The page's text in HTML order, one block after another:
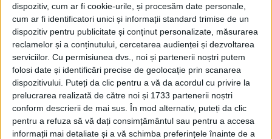
dispozitiv, cum ar fi cookie-urile, și procesăm date personale,
cum ar fi identificatori unici și informații standard trimise de un
dispozitiv pentru publicitate și conținut personalizate, măsurarea
reclamelor și a conținutului, cercetarea audienței și dezvoltarea
serviciilor. Cu permisiunea dvs., noi și partenerii noștri putem
folosi date și identificări precise de geolocație prin scanarea
dispozitivului. Puteți da clic pentru a vă da acordul cu privire la
prelucrarea realizată de către noi și 1733 partenerii noștri
conform descrierii de mai sus. În mod alternativ, puteți da clic
pentru a refuza să vă dați consimțământul sau pentru a accesa
informații mai detaliate și a vă schimba preferințele înainte de a
EDUCAȚIE
Simulare Evaluare
Națională 2025. Profesoara
Mariana Ciupu: Poezia nu e
tocmai pe placul elevilor –
ține un pic de antrenament
în comentarii literare. Se
pare că ei preferă mai mult
proza
1 APRILIE, 2025